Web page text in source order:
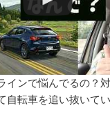
インで悩んでるの？
自転車を追い抜いて